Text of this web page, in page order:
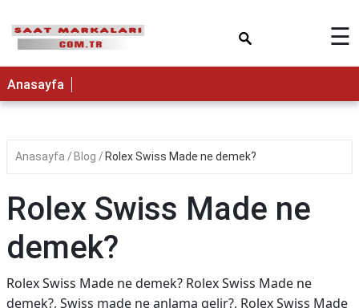
☰
Anasayfa
Anasayfa Blog Rolex Swiss Made ne demek?
Rolex Swiss Made ne
demek?
Rolex Swiss Made ne demek? Rolex Swiss Made ne
demek?, Swiss made ne anlama gelir?, Rolex Swiss Made